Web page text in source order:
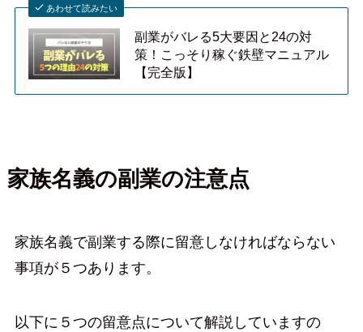
あわせて読みたい
副業がバレる5大要因と24の対
策！こっそり稼ぐ鉄壁マニュアル
【完全版】
家族名義の副業の注意点
家族名義で副業する際に留意しなければならない
事項が５つあります。
以下に５つの留意点について解説していますの